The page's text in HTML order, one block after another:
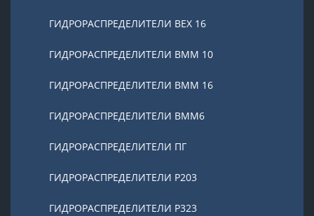
ГИДРОРАСПРЕДЕЛИТЕЛИ ВЕХ 16
ГИДРОРАСПРЕДЕЛИТЕЛИ ВММ 10
ГИДРОРАСПРЕДЕЛИТЕЛИ ВММ 16
ГИДРОРАСПРЕДЕЛИТЕЛИ ВММ6
ГИДРОРАСПРЕДЕЛИТЕЛИ ПГ
ГИДРОРАСПРЕДЕЛИТЕЛИ Р203
ГИДРОРАСПРЕДЕЛИТЕЛИ Р323